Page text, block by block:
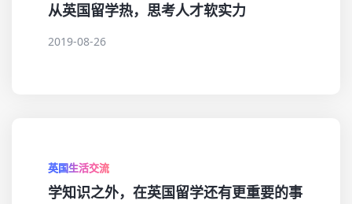
从英国留学热，思考人才软实力
2019-08-26
英国生活交流
学知识之外，在英国留学还有更重要的事